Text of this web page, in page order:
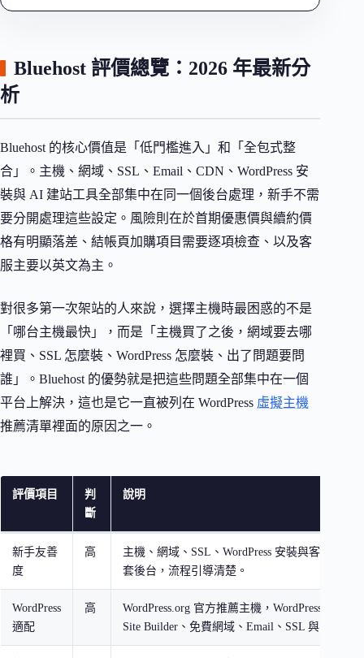
Bluehost 評價總覽：2026 年最新分
析
Bluehost 的核心價值是「低門檻進入」和「全包式整
合」。主機、網域、SSL、Email、CDN、WordPress 安
裝與 AI 建站工具全部集中在同一個後台處理，新手不需
要分開處理這些設定。風險則在於首期優惠價與續約價
格有明顯落差、結帳頁加購項目需要逐項檢查、以及客
服主要以英文為主。
對很多第一次架站的人來說，選擇主機時最困惑的不是
「哪台主機最快」，而是「主機買了之後，網域要去哪
裡買、SSL 怎麼裝、WordPress 怎麼裝、出了問題要問
誰」。Bluehost 的優勢就是把這些問題全部集中在一個
平台上解決，這也是它一直被列在 WordPress 虛擬主機
推薦清單裡面的原因之一。
評價項目
判
斷
說明
新手友善
度
高
主機、網域、SSL、WordPress 安裝與客服都集
套後台，流程引導清楚。
WordPress
適配
高
WordPress.org 官方推薦主機，WordPress 預先
Site Builder、免費網域、Email、SSL 與 CDN。